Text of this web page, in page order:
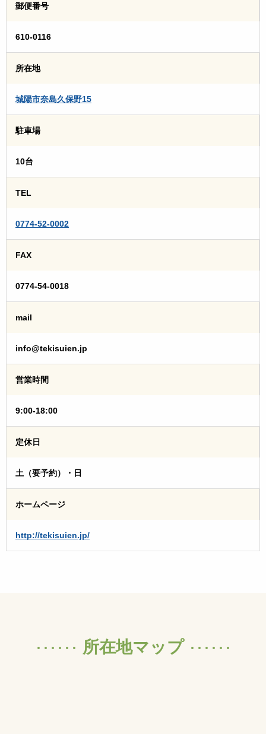
郵便番号
610-0116
所在地
城陽市奈島久保野15
駐車場
10台
TEL
0774-52-0002
FAX
0774-54-0018
mail
info@tekisuien.jp
営業時間
9:00-18:00
定休日
土（要予約）・日
ホームページ
http://tekisuien.jp/
所在地マップ